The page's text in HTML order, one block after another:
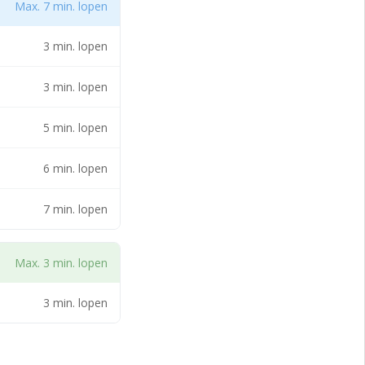
bekend.
aan
bereikbaar
het Hofje van
gelegen in het
Max. 7 min. lopen
3 min. lopen
3 min. lopen
5 min. lopen
6 min. lopen
7 min. lopen
Max. 3 min. lopen
3 min. lopen